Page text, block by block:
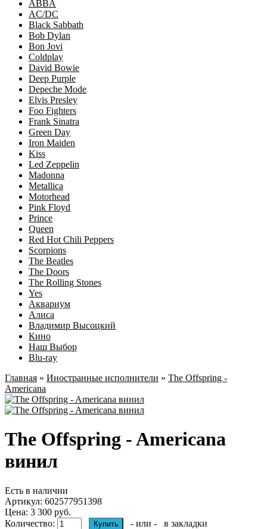
ABBA
AC/DC
Black Sabbath
Bob Dylan
Bon Jovi
Coldplay
David Bowie
Deep Purple
Depeche Mode
Elvis Presley
Foo Fighters
Frank Sinatra
Green Day
Iron Maiden
Kiss
Led Zeppelin
Madonna
Metallica
Motorhead
Pink Floyd
Prince
Queen
Red Hot Chili Peppers
Scorpions
The Beatles
The Doors
The Rolling Stones
Yes
Аквариум
Алиса
Владимир Высоцкий
Кино
Наш Выбор
Blu-ray
Главная » Иностранные исполнители » The Offspring ‎-
Americana
The Offspring ‎- Americana
винил
Есть в наличии
Артикул: 602577951398
Цена: 3 300 руб.
Количество:
- или -
в закладки